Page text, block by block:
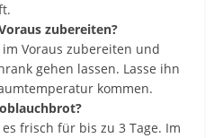
zubereiten?
im Voraus zubereiten und
gehen lassen. Lasse ihn
kommen.
frisch für bis zu 3 Tage. Im